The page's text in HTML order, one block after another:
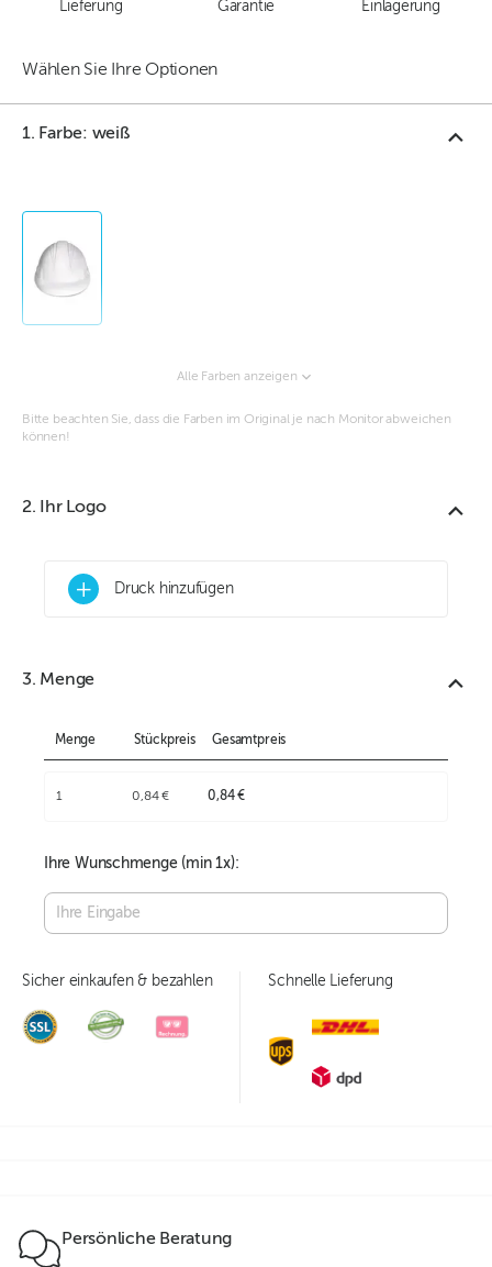
Lieferung
Garantie
Einlagerung
Wählen Sie Ihre Optionen
1. Farbe: weiß
Alle Farben anzeigen
Bitte beachten Sie, dass die Farben im Original je nach Monitor abweichen
können!
2. Ihr Logo
+ Druck hinzufügen
3. Menge
Menge Stückpreis Gesamtpreis
1 0,84 € 0,84 €
Ihre Wunschmenge (min1x):
Sicher einkaufen & bezahlen Schnelle Lieferung
Persönliche Beratung